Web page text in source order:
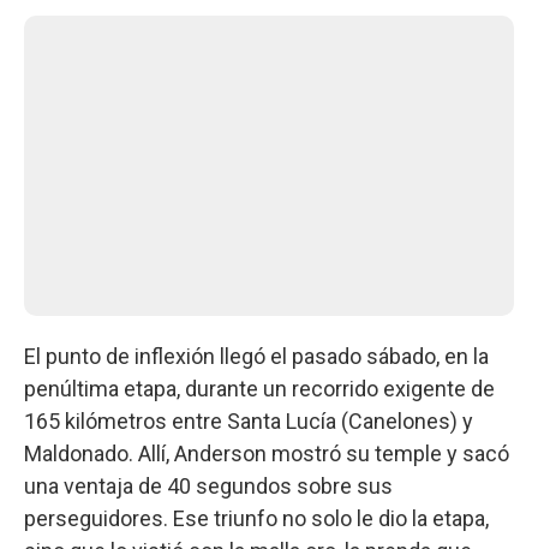
El punto de inflexión llegó el pasado sábado, en la
penúltima etapa, durante un recorrido exigente de
165 kilómetros entre Santa Lucía (Canelones) y
Maldonado. Allí, Anderson mostró su temple y sacó
una ventaja de 40 segundos sobre sus
perseguidores. Ese triunfo no solo le dio la etapa,